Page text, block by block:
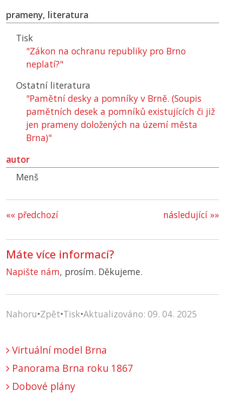
prameny, literatura
Tisk
"Zákon na ochranu republiky pro Brno
neplatí?"
Ostatní literatura
"Pamětní desky a pomníky v Brně. (Soupis
pamětních desek a pomníků existujících či již
jen prameny doložených na území města
Brna)"
autor
Menš
«« předchozí následující »»
Máte více informací?
Napište nám, prosím. Děkujeme.
Nahoru•Zpět•Tisk•Aktualizováno: 09. 04. 2025
Virtuální model Brna
Panorama Brna roku 1867
Dobové plány